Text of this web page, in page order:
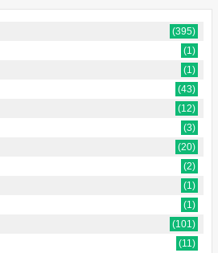
(395)
(1)
(1)
(43)
(12)
(3)
(20)
(2)
(1)
(1)
(101)
(11)